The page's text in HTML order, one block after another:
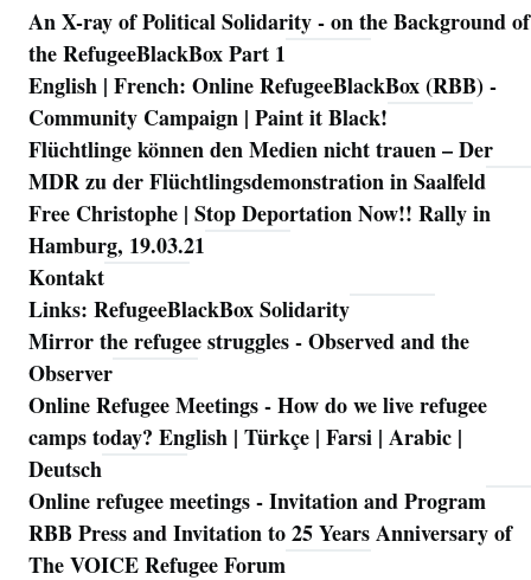
Navigation
An X-ray of Political Solidarity - on the Background of
the RefugeeBlackBox Part 1
English | French: Online RefugeeBlackBox (RBB) -
Community Campaign | Paint it Black!
Flüchtlinge können den Medien nicht trauen – Der
MDR zu der Flüchtlingsdemonstration in Saalfeld
Free Christophe | Stop Deportation Now!! Rally in
Hamburg, 19.03.21
Kontakt
Links: RefugeeBlackBox Solidarity
Mirror the refugee struggles - Observed and the
Observer
Online Refugee Meetings - How do we live refugee
camps today? English | Türkçe | Farsi | Arabic |
Deutsch
Online refugee meetings - Invitation and Program
RBB Press and Invitation to 25 Years Anniversary of
The VOICE Refugee Forum